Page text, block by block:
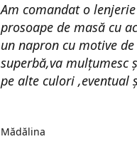
Am comandat o
prosoape de masă cu
un napron cu motive
superbă,va mulțumesc
pe alte culori ,eventual
Mădălina